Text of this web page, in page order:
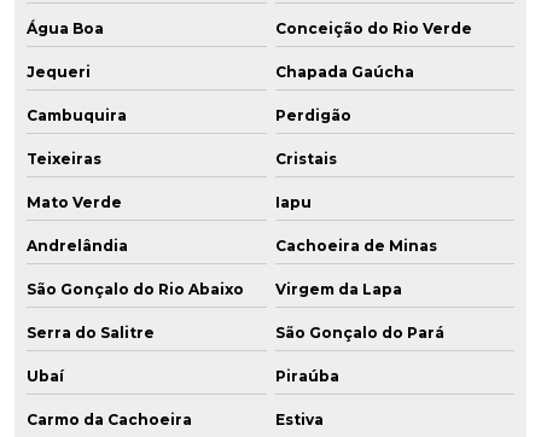
Água Boa Conceição do Rio Verde
Jequeri Chapada Gaúcha
Cambuquira Perdigão
Teixeiras Cristais
Mato Verde Iapu
Andrelândia Cachoeira de Minas
São Gonçalo do Rio Abaixo Virgem da Lapa
Serra do Salitre São Gonçalo do Pará
Ubaí Piraúba
Carmo da Cachoeira Estiva